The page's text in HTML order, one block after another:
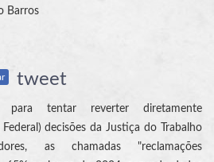
Barros
tweet
para tentar reverter diretamente
decisões da Justiça do Trabalho
as chamadas "reclamações